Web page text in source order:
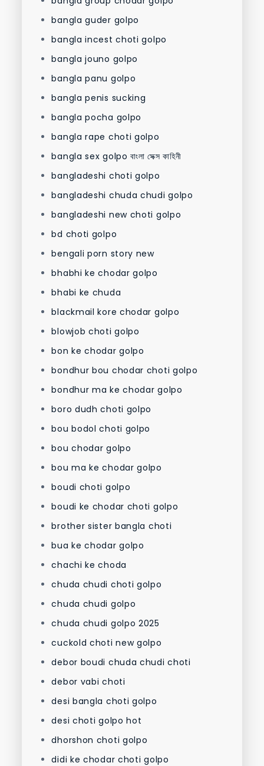
bangla guder golpo
bangla incest choti golpo
bangla jouno golpo
bangla panu golpo
bangla penis sucking
bangla pocha golpo
bangla rape choti golpo
bangla sex golpo বাংলা সেক্স কাহিনী
bangladeshi choti golpo
bangladeshi chuda chudi golpo
bangladeshi new choti golpo
bd choti golpo
bengali porn story new
bhabhi ke chodar golpo
bhabi ke chuda
blackmail kore chodar golpo
blowjob choti golpo
bon ke chodar golpo
bondhur bou chodar choti golpo
bondhur ma ke chodar golpo
boro dudh choti golpo
bou bodol choti golpo
bou chodar golpo
bou ma ke chodar golpo
boudi choti golpo
boudi ke chodar choti golpo
brother sister bangla choti
bua ke chodar golpo
chachi ke choda
chuda chudi choti golpo
chuda chudi golpo
chuda chudi golpo 2025
cuckold choti new golpo
debor boudi chuda chudi choti
debor vabi choti
desi bangla choti golpo
desi choti golpo hot
dhorshon choti golpo
didi ke chodar choti golpo